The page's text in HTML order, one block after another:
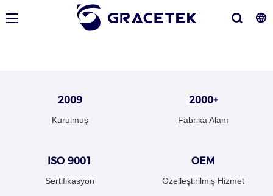
2009
Kurulmuş
2000+
Fabrika Alanı
ISO 9001
Sertifikasyon
OEM
Özelleştirilmiş Hizmet